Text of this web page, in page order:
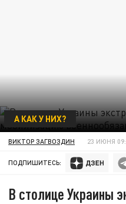
А КАК У НИХ?
ВИКТОР ЗАГВОЗДИН 23 ИЮНЯ
ПОДПИШИТЕСЬ:
В столице Украины